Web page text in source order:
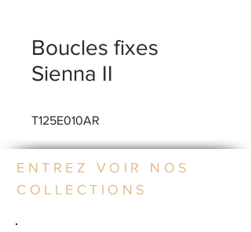
Boucles fixes
Sienna II
T125E010AR
ENTREZ VOIR NOS
COLLECTIONS